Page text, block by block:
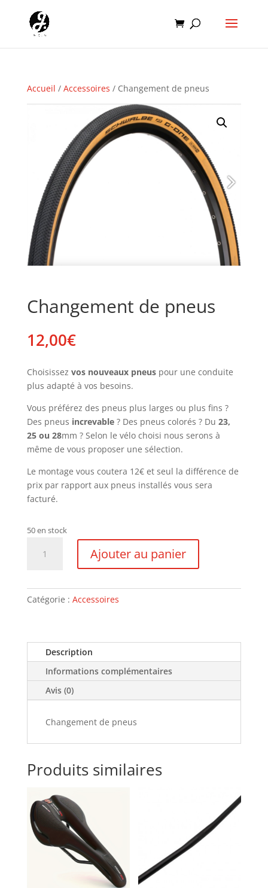
Accueil / Accessoires / Changement de pneus
Changement de pneus
12,00€
Choisissez vos nouveaux pneuspour une conduite
plus adapté à vos besoins.
Vous préférez des pneus plus larges ou plus fins ?
Des pneus increvable? Des pneus colorés ? Du 23,
25 ou 28mm ? Selon le vélo choisi nous serons à
même de vous proposer une sélection.
Le montage vous coutera 12€ et seul la différence de
prix par rapport aux pneus installés vous sera
facturé.
50 en stock
Changement
pneus
Ajouter au panier
Catégorie : Accessoires
Description
Informations complémentaires
Avis (0)
Changement de pneus
Produits similaires